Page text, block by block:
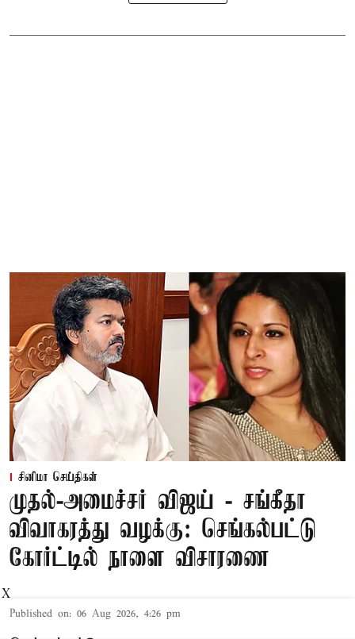
சினிமா செய்திகள்
முதல்-அமைச்சர் விஜய் - சங்கீதா
விவாகரத்து வழக்கு: செங்கல்பட்டு
கோர்ட்டில் நாளை விசாரணை
Published on: 06 Aug 2026, 4:26 pm
X